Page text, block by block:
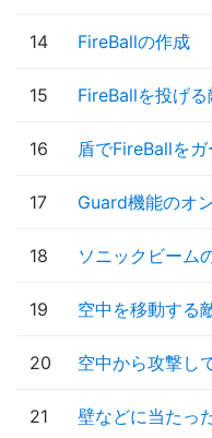
14 FireBallの作成
15 FireBallを投げ
16 盾でFireBallをガ
17 Guard機能のオ
18 ソニックビーム
19 空中を移動する
20 空中から攻撃し
21 壁などに当たっ